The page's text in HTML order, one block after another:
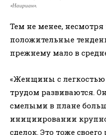
«Наириан».
Тем не менее,
положительные
прежнему мало в
«Женщины с
трудом развиваются.
смелыми в плане
инициировании
сделок. Это тоже